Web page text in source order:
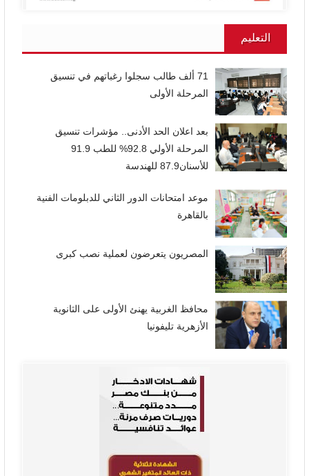
التعليم
71 ألف طالب سجلوا رغباتهم في تنسيق
المرحلة الأولى
بعد اعلان الحد الأدنى.. مؤشرات تنسيق
المرحلة الأولي 92.8% للطب 91.9
للأسنان87.9 للهندسة
موعد امتحانات الدور الثاني للدبلومات الفنية
بالقاهرة
المصريون يتعرضون لعملية نصب كبرى
محافظ الغربية يهنئ الأولى على الثانوية
الأزهرية تليفونيا